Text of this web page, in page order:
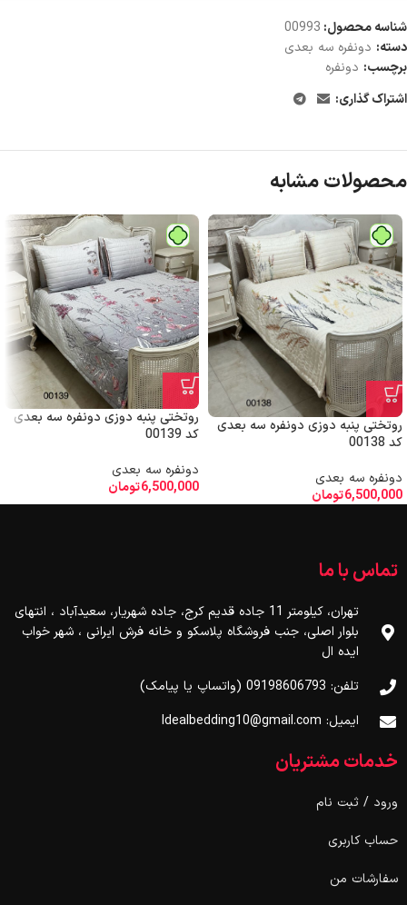
شناسه محصول: 00993
دسته: دونفره سه بعدی
برچسب: دونفره
اشتراک گذاری:
محصولات مشابه
روتختی پنبه دوزی دونفره سه بعدی
کد 00138
دونفره سه بعدی
6,500,000تومان
روتختی پنبه دوزی دونفره سه بعدی
کد 00139
دونفره سه بعدی
6,500,000تومان
تماس با ما
تهران، کیلومتر 11 جاده قدیم کرج، جاده شهریار، سعیدآباد ، انتهای
بلوار اصلی، جنب فروشگاه پلاسکو و خانه فرش ایرانی ، شهر خواب
ایده ال
تلفن: 09198606793 (واتساپ یا پیامک)
ایمیل: Idealbedding10@gmail.com
خدمات مشتریان
ورود / ثبت نام
حساب کاربری
سفارشات من